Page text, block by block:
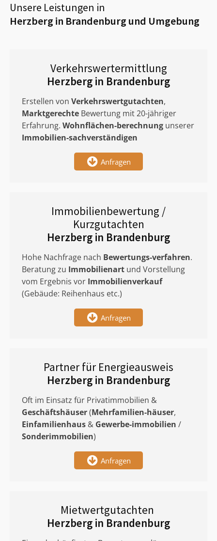
Unsere Leistungen in
Herzberg in Brandenburg und Umgebung
Verkehrswertermittlung
Herzberg in Brandenburg
Erstellen von Verkehrswertgutachten,
Marktgerechte Bewertung mit 20-jähriger
Erfahrung. Wohnflächen-berechnung unserer
Immobilien-sachverständigen
Anfragen
Immobilienbewertung /
Kurzgutachten
Herzberg in Brandenburg
Hohe Nachfrage nach Bewertungs-verfahren.
Beratung zu Immobilienart und Vorstellung
vom Ergebnis vor Immobilienverkauf
(Gebäude: Reihenhaus etc.)
Anfragen
Partner für Energieausweis
Herzberg in Brandenburg
Oft im Einsatz für Privatimmobilien &
Geschäftshäuser(Mehrfamilien-häuser,
Einfamilienhaus & Gewerbe-immobilien /
Sonderimmobilien)
Anfragen
Mietwertgutachten
Herzberg in Brandenburg